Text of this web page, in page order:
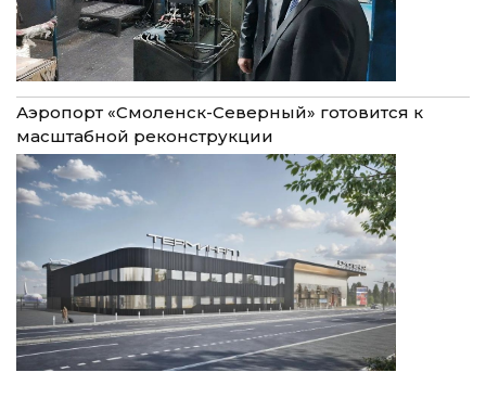
Аэропорт «Смоленск-Северный» готовится к
масштабной реконструкции